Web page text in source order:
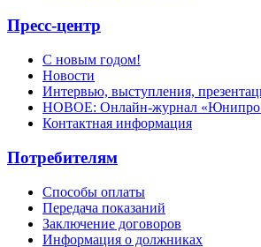
Пресс-центр
С новым годом!
Новости
Интервью, выступления,
НОВОЕ: Онлайн-журнал «Юнипро
Контактная информация
Потребителям
Способы оплаты
Передача показаний
Заключение договоров
Информация о должниках